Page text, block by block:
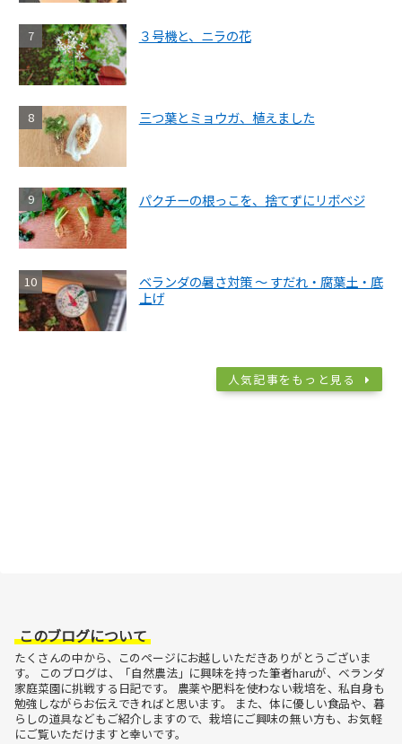
３号機と、ニラの花
三つ葉とミョウガ、植えました
パクチーの根っこを、捨てずにリボベジ
ベランダの暑さ対策 ～ すだれ・腐葉土・底
上げ
人気記事をもっと見る
このブログについて
たくさんの中から、このページにお越しいただきありがとうございま
す。
このブログは、「自然農法」に興味を持った筆者haruが、ベランダ
家庭菜園に挑戦する日記です。
農薬や肥料を使わない栽培を、私自身も
勉強しながらお伝えできればと思います。
また、体に優しい食品や、暮
らしの道具などもご紹介しますので、栽培にご興味の無い方も、お気軽
にご覧いただけますと幸いです。